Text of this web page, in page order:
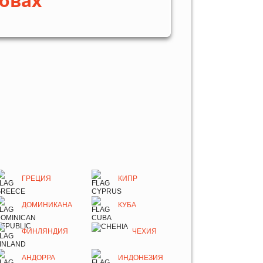
ГРЕЦИЯ КИПР
ДОМИНИКАНА КУБА
ФИНЛЯНДИЯ ЧЕХИЯ
АНДОРРА ИНДОНЕЗИЯ